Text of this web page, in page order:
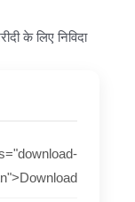
के लिए निविदा